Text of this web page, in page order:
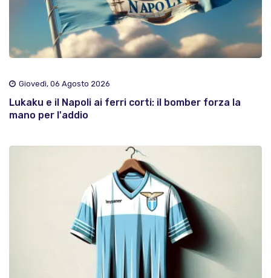
Giovedì, 06 Agosto 2026
Lukaku e il Napoli ai ferri corti: il bomber forza la
mano per l'addio